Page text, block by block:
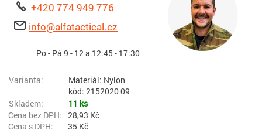
+420 774 949 776
info@alfatactical.cz
Po - Pá 9 - 12 a 12:45 - 17:30
Materiál: Nylon
kód: 2152020 09
11 ks
28,93 Kč
35 Kč